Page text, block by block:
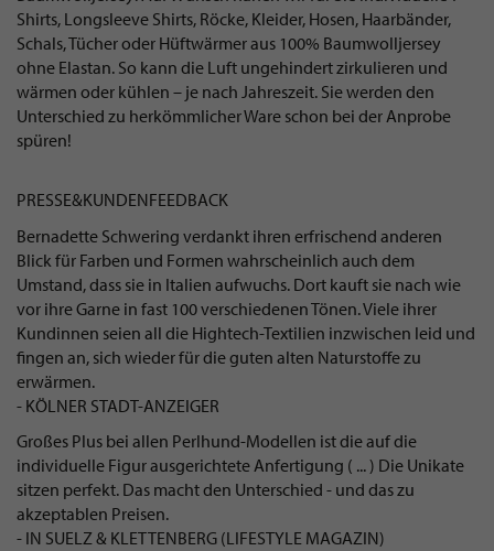
Shirts, Longsleeve Shirts, Röcke, Kleider, Hosen, Haarbänder,
Schals, Tücher oder Hüftwärmer aus 100% Baumwolljersey
ohne Elastan. So kann die Luft ungehindert zirkulieren und
wärmen oder kühlen – je nach Jahreszeit. Sie werden den
Unterschied zu herkömmlicher Ware schon bei der Anprobe
spüren!
PRESSE&KUNDENFEEDBACK
Bernadette Schwering verdankt ihren erfrischend anderen
Blick für Farben und Formen wahrscheinlich auch dem
Umstand, dass sie in Italien aufwuchs. Dort kauft sie nach wie
vor ihre Garne in fast 100 verschiedenen Tönen. Viele ihrer
Kundinnen seien all die Hightech-Textilien inzwischen leid und
fingen an, sich wieder für die guten alten Naturstoffe zu
erwärmen.
- KÖLNER STADT-ANZEIGER
Großes Plus bei allen Perlhund-Modellen ist die auf die
individuelle Figur ausgerichtete Anfertigung ( ... ) Die Unikate
sitzen perfekt. Das macht den Unterschied - und das zu
akzeptablen Preisen.
- IN SUELZ & KLETTENBERG (LIFESTYLE MAGAZIN)